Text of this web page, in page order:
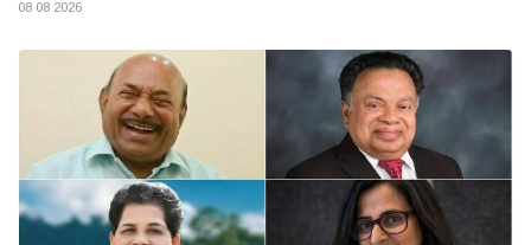
08 08 2026